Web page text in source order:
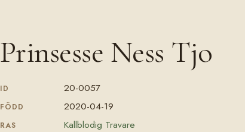
Prinsesse Ness Tjo
ID 20-0057
FÖDD 2020-04-19
RAS Kallblodig Travare